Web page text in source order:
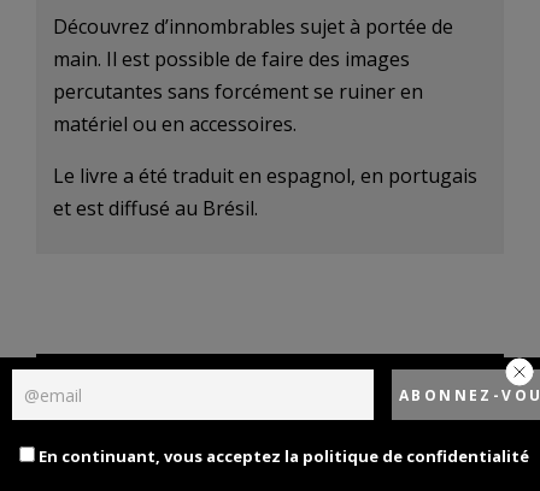
Découvrez d’innombrables sujet à portée de
main. Il est possible de faire des images
percutantes sans forcément se ruiner en
matériel ou en accessoires.
Le livre a été traduit en espagnol, en portugais
et est diffusé au Brésil.
Découvrez mon livre, Les secrets du
cadrage photo 2ème édition
En continuant, vous acceptez la politique de confidentialité